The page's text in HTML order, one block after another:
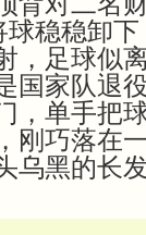
稳稳卸
，足球似
国家队退
，单手把
刚巧落在
乌黑的长